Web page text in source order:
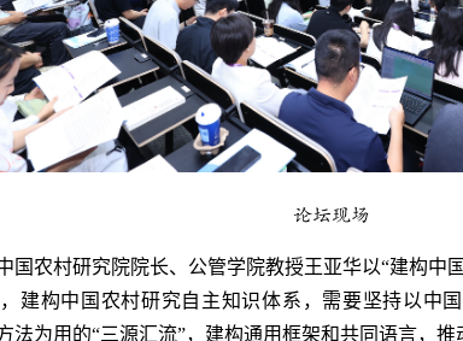
论坛现场
国农村研究院院长、 公管学院教授王亚华以“建构中
建构中国农村研究自主知识体系，需要坚持以中
法为用的“三源汇流”，建构通用框架和共同语言，推